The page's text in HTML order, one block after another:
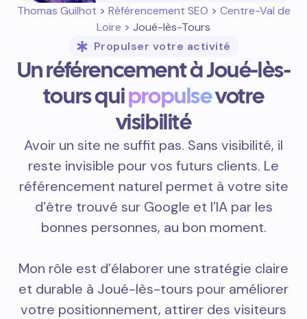
Thomas Guilhot > Référencement SEO > Centre-Val de
Loire > Joué-lès-Tours
Propulser votre activité
Un référencement à Joué-lès-
tours quipropulsevotre
visibilité
Avoir un site ne suffit pas. Sans visibilité, il
reste invisible pour vos futurs clients. Le
référencement naturel permet à votre site
d’être trouvé sur Google et l’IA par les
bonnes personnes, au bon moment.
Mon rôle est d’élaborer une stratégie claire
et durable à Joué-lès-tours pour améliorer
votre positionnement, attirer des visiteurs